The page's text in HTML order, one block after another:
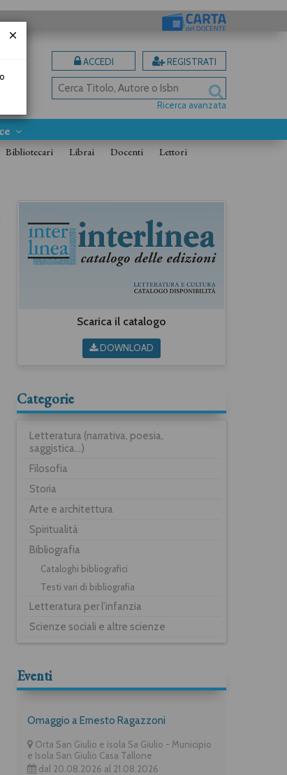
ACCEDI REGISTRATI
Ricerca avanzata
Bibliotecari Librai Docenti Lettori
Scarica il catalogo
DOWNLOAD
Categorie
Letteratura (narrativa, poesia,
saggistica...)
Filosofia
Storia
Arte e architettura
Spiritualità
Bibliografia
Cataloghi bibliografici
Testi vari di bibliografia
Letteratura per l'infanzia
Scienze sociali e altre scienze
Eventi
Omaggio a Ernesto Ragazzoni
Orta San Giulio e isola Sa Giulio - Municipio
e Isola San Giulio Casa Tallone
dal 20.08.2026 al 21.08.2026